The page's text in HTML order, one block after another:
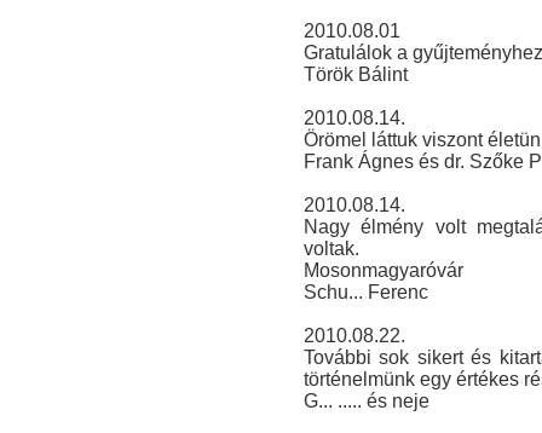
2010.08.01
Gratulálok a
Török Bálint
2010.08.14.
Örömel láttuk viszont
Frank Ágnes és dr. Szőke
2010.08.14.
Nagy élmény volt
voltak.
Mosonmagyaróvár
Schu... Ferenc
2010.08.22.
További sok sikert és
történelmünk egy értékes
G... ..... és neje